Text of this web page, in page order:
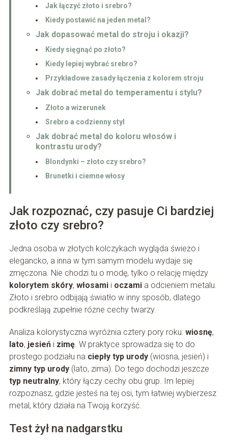
Jak łączyć złoto i srebro?
Kiedy postawić na jeden metal?
Jak dopasować metal do stroju i okazji?
Kiedy sięgnąć po złoto?
Kiedy lepiej wybrać srebro?
Przykładowe zasady łączenia z kolorem stroju
Jak dobrać metal do temperamentu i stylu?
Złoto a wizerunek
Srebro a codzienny styl
Jak dobrać metal do koloru włosów i
kontrastu urody?
Blondynki – złoto czy srebro?
Brunetki i ciemne włosy
Jak rozpoznać, czy pasuje Ci bardziej
złoto czy srebro?
Jedna osoba w złotych kolczykach wygląda świeżo i
elegancko, a inna w tym samym modelu wydaje się
zmęczona. Nie chodzi tu o modę, tylko o relację między
kolorytem skóry, włosamii oczamia odcieniem metalu.
Złoto i srebro odbijają światło w inny sposób, dlatego
podkreślają zupełnie różne cechy twarzy.
Analiza kolorystyczna wyróżnia cztery pory roku: wiosnę,
lato, jesieńi zimę. W praktyce sprowadza się to do
prostego podziału na ciepły typ urody(wiosna, jesień) i
zimny typ urody(lato, zima). Do tego dochodzi jeszcze
typ neutralny, który łączy cechy obu grup. Im lepiej
rozpoznasz, gdzie jesteś na tej osi, tym łatwiej wybierzesz
metal, który działa na Twoją korzyść.
Test żył na nadgarstku